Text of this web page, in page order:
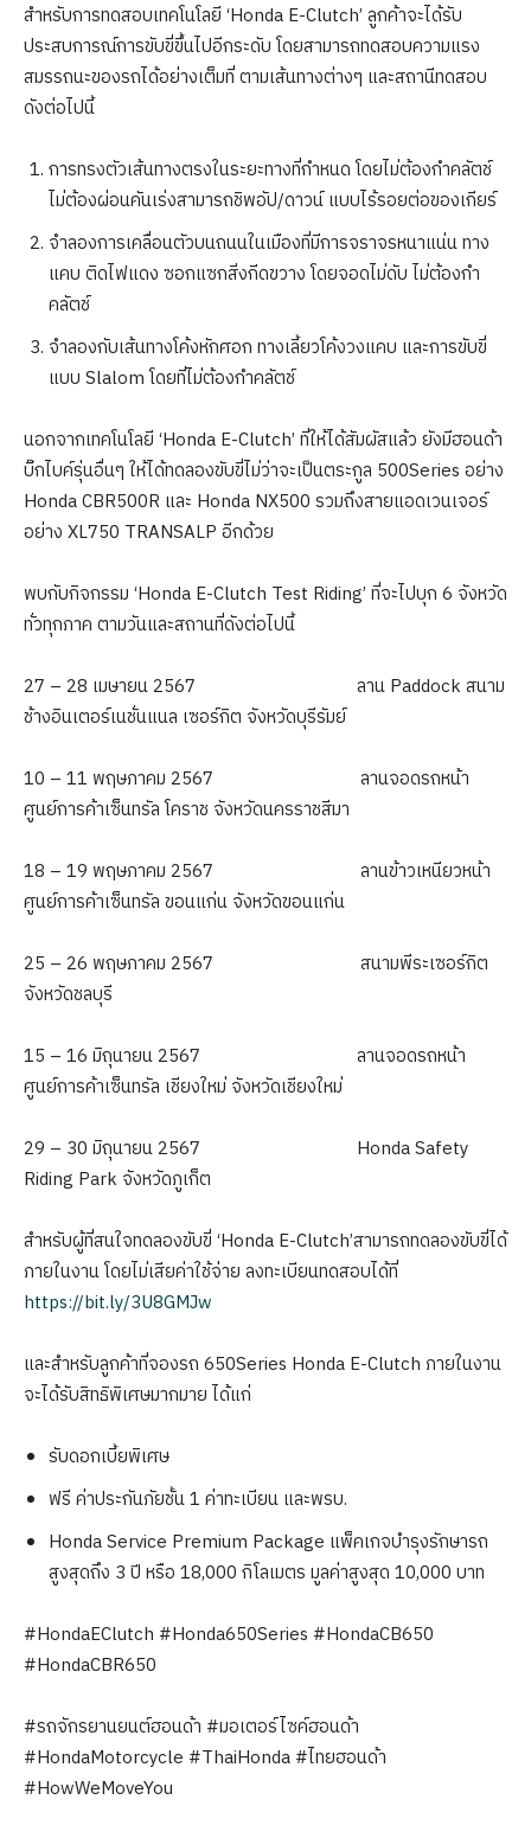
สำหรับการทดสอบเทคโนโลยี ‘Honda E-Clutch’ ลูกค้าจะได้รับ
ประสบการณ์การขับขี่ขึ้นไปอีกระดับ โดยสามารถทดสอบความแรง
สมรรถนะของรถได้อย่างเต็มที่ ตามเส้นทางต่างๆ และสถานีทดสอบ
ดังต่อไปนี้
การทรงตัวเส้นทางตรงในระยะทางที่กำหนด โดยไม่ต้องกำคลัตช์
ไม่ต้องผ่อนคันเร่งสามารถชิพอัป/ดาวน์ แบบไร้รอยต่อของเกียร์
จำลองการเคลื่อนตัวบนถนนในเมืองที่มีการจราจรหนาแน่น ทาง
แคบ ติดไฟแดง ซอกแซกสิ่งกีดขวาง โดยจอดไม่ดับ ไม่ต้องกำ
คลัตช์
จำลองกับเส้นทางโค้งหักศอก ทางเลี้ยวโค้งวงแคบ และการขับขี่
แบบ Slalom โดยที่ไม่ต้องกำคลัตช์
นอกจากเทคโนโลยี ‘Honda E-Clutch’ ที่ให้ได้สัมผัสแล้ว ยังมีฮอนด้า
บิ๊กไบค์รุ่นอื่นๆ ให้ได้ทดลองขับขี่ไม่ว่าจะเป็นตระกูล 500Series อย่าง
Honda CBR500R และ Honda NX500 รวมถึงสายแอดเวนเจอร์
อย่าง XL750 TRANSALP อีกด้วย
พบกับกิจกรรม ‘Honda E-Clutch Test Riding’ ที่จะไปบุก 6 จังหวัด
ทั่วทุกภาค ตามวันและสถานที่ดังต่อไปนี้
27 – 28 เมษายน 2567 ลาน Paddock สนาม
ช้างอินเตอร์เนชั่นแนล เซอร์กิต จังหวัดบุรีรัมย์
10 – 11 พฤษภาคม 2567 ลานจอดรถหน้า
ศูนย์การค้าเซ็นทรัล โคราช จังหวัดนครราชสีมา
18 – 19 พฤษภาคม 2567 ลานข้าวเหนียวหน้า
ศูนย์การค้าเซ็นทรัล ขอนแก่น จังหวัดขอนแก่น
25 – 26 พฤษภาคม 2567 สนามพีระเซอร์กิต
จังหวัดชลบุรี
15 – 16 มิถุนายน 2567 ลานจอดรถหน้า
ศูนย์การค้าเซ็นทรัล เชียงใหม่ จังหวัดเชียงใหม่
29 – 30 มิถุนายน 2567 Honda Safety
Riding Park จังหวัดภูเก็ต
สำหรับผู้ที่สนใจทดลองขับขี่ ‘Honda E-Clutch’สามารถทดลองขับขี่ได้
ภายในงาน โดยไม่เสียค่าใช้จ่าย ลงทะเบียนทดสอบได้ที่
https://bit.ly/3U8GMJw
และสำหรับลูกค้าที่จองรถ 650Series Honda E-Clutch ภายในงาน
จะได้รับสิทธิพิเศษมากมาย ได้แก่
รับดอกเบี้ยพิเศษ
ฟรี ค่าประกันภัยชั้น 1 ค่าทะเบียน และพรบ.
Honda Service Premium Package แพ็คเกจบำรุงรักษารถ
สูงสุดถึง 3 ปี หรือ 18,000 กิโลเมตร มูลค่าสูงสุด 10,000 บาท
#HondaEClutch #Honda650Series #HondaCB650
#HondaCBR650
#รถจักรยานยนต์ฮอนด้า #มอเตอร์ไซค์ฮอนด้า
#HondaMotorcycle #ThaiHonda #ไทยฮอนด้า
#HowWeMoveYou